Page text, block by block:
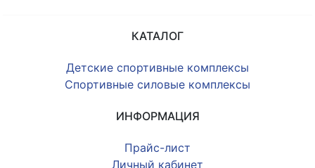
КАТАЛОГ
Детские спортивные комплексы
Спортивные силовые комплексы
ИНФОРМАЦИЯ
Прайс-лист
Личный кабинет